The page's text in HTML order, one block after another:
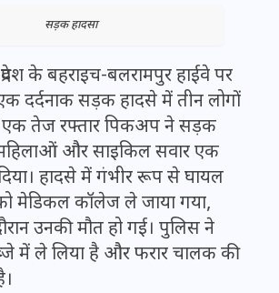
सड़क हादसा
प्रदेश के बहराइच-बलरामपुर हाईवे पर
दर्दनाक सड़क हादसे में तीन लोगों
एक तेज रफ्तार पिकअप ने सड़क
महिलाओं और साइकिल सवार एक
हादसे में गंभीर रूप से घायल
मेडिकल कॉलेज ले जाया गया,
उनकी मौत हो गई। पुलिस ने
में ले लिया है और फरार चालक की